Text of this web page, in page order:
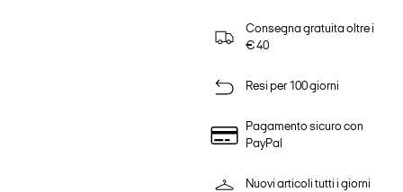
Consegna gratuita oltre i
€ 40
Resi per 100 giorni
Pagamento sicuro con
PayPal
Nuovi articoli tutti i giorni